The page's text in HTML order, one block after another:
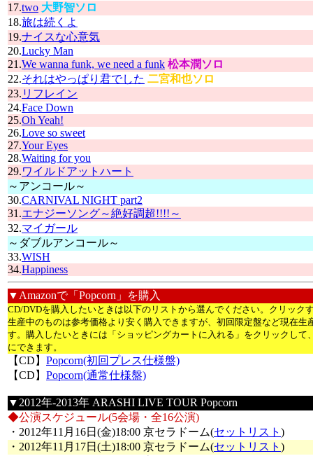
17.two 大野智ソロ
18.旅は続くよ
19.ナイスな心意気
20.Lucky Man
21.We wanna funk, we need a funk 松本潤ソロ
22.それはやっぱり君でした 二宮和也ソロ
23. リフレイン
24.Face Down
25.Oh Yeah!
26.Love so sweet
27.Your Eyes
28.Waiting for you
29.ワイルドアットハート
～アンコール～
30.CARNIVAL NIGHT part2
31.エナジーソング～絶好調超!!!!～
32.マイガール
～ダブルアンコール～
33.WISH
34.Happiness
▼Amazonで「Popcorn」を購入
CD/DVDを購入したいときは以下のリストから選んでください。クリック
生産中のものは参考価格より安く購入できますが、初回限定盤など現在
す。購入したいときには「ショッピングカートに入れる」をクリックし
にできます。
【CD】 Popcorn(初回プレス仕様盤)
【CD】 Popcorn(通常仕様盤)
▼2012年-2013年 ARASHI LIVE TOUR Popcorn
◆公演スケジュール(5会場・全16公演)
・2012年11月16日(金)18:00 京セラドーム(セットリスト )
・2012年11月17日(土)18:00 京セラドーム(セットリスト )